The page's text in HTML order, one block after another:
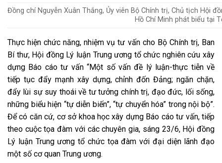
Đồng chí Nguyễn Xuân Thắng, Ủy viên Bộ Chính trị, Chủ tịch Hội
Hồ Chí Minh phát biểu tại
Thực hiện chức năng, nhiệm vụ tư vấn cho Bộ Chính trị, Ban
Bí thư, Hội đồng Lý luận Trung ương tổ chức nghiên cứu xây
dựng Báo cáo tư vấn “Một số vấn đề lý luận-thực tiễn về
tiếp tục đẩy mạnh xây dựng, chỉnh đốn Đảng; ngăn chặn,
đẩy lùi sự suy thoái về tư tưởng chính trị, đạo đức, lối sống,
những biểu hiện “tự diễn biến”, “tự chuyển hóa” trong nội bộ”.
Để có căn cứ, cơ sở khoa học xây dựng Báo cáo tư vấn, tiếp
theo cuộc tọa đàm với các chuyên gia, sáng 23/6, Hội đồng
Lý luận Trung ương tổ chức tọa đàm với đại diện lãnh đạo
một số cơ quan Trung ương.